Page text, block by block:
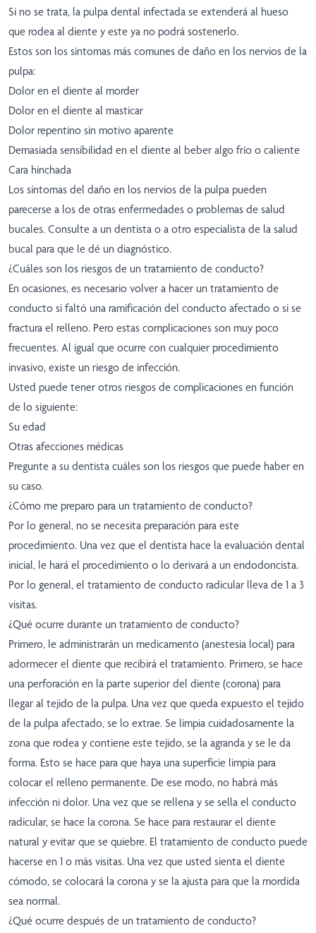
Si no se trata, la pulpa dental infectada se extenderá al hueso
que rodea al diente y este ya no podrá sostenerlo.
Estos son los síntomas más comunes de daño en los nervios de la
pulpa:
Dolor en el diente al morder
Dolor en el diente al masticar
Dolor repentino sin motivo aparente
Demasiada sensibilidad en el diente al beber algo frío o caliente
Cara hinchada
Los síntomas del daño en los nervios de la pulpa pueden
parecerse a los de otras enfermedades o problemas de salud
bucales. Consulte a un dentista o a otro especialista de la salud
bucal para que le dé un diagnóstico.
¿Cuáles son los riesgos de un tratamiento de conducto?
En ocasiones, es necesario volver a hacer un tratamiento de
conducto si faltó una ramificación del conducto afectado o si se
fractura el relleno. Pero estas complicaciones son muy poco
frecuentes. Al igual que ocurre con cualquier procedimiento
invasivo, existe un riesgo de infección.
Usted puede tener otros riesgos de complicaciones en función
de lo siguiente:
Su edad
Otras afecciones médicas
Pregunte a su dentista cuáles son los riesgos que puede haber en
su caso.
¿Cómo me preparo para un tratamiento de conducto?
Por lo general, no se necesita preparación para este
procedimiento. Una vez que el dentista hace la evaluación dental
inicial, le hará el procedimiento o lo derivará a un endodoncista.
Por lo general, el tratamiento de conducto radicular lleva de 1 a 3
visitas.
¿Qué ocurre durante un tratamiento de conducto?
Primero, le administrarán un medicamento (anestesia local) para
adormecer el diente que recibirá el tratamiento. Primero, se hace
una perforación en la parte superior del diente (corona) para
llegar al tejido de la pulpa. Una vez que queda expuesto el tejido
de la pulpa afectado, se lo extrae. Se limpia cuidadosamente la
zona que rodea y contiene este tejido, se la agranda y se le da
forma. Esto se hace para que haya una superficie limpia para
colocar el relleno permanente. De ese modo, no habrá más
infección ni dolor. Una vez que se rellena y se sella el conducto
radicular, se hace la corona. Se hace para restaurar el diente
natural y evitar que se quiebre. El tratamiento de conducto puede
hacerse en 1 o más visitas. Una vez que usted sienta el diente
cómodo, se colocará la corona y se la ajusta para que la mordida
sea normal.
¿Qué ocurre después de un tratamiento de conducto?